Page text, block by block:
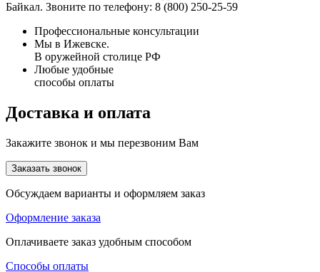
Байкал. Звоните по телефону: 8 (800) 250-25-59
Профессиональные консультации
Мы в Ижевске.
В оружейной столице РФ
Любые удобные
способы оплаты
Доставка и оплата
Закажите звонок и мы перезвоним Вам
Заказать звонок
Обсуждаем варианты и оформляем заказ
Оформление заказа
Оплачиваете заказ удобным способом
Способы оплаты